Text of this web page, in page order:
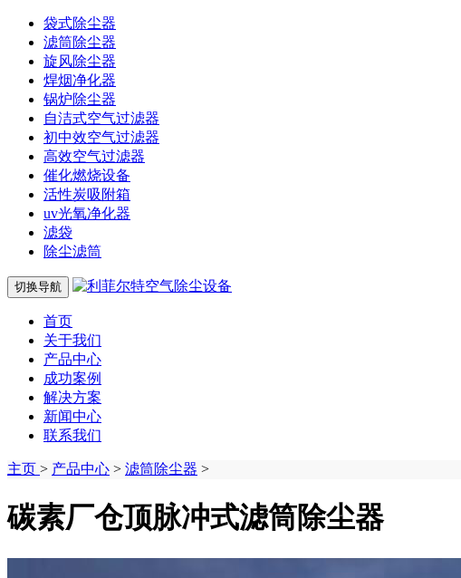
袋式除尘器
滤筒除尘器
旋风除尘器
焊烟净化器
锅炉除尘器
自洁式空气过滤器
初中效空气过滤器
高效空气过滤器
催化燃烧设备
活性炭吸附箱
uv光氧净化器
滤袋
除尘滤筒
切换导航
首页
关于我们
产品中心
成功案例
解决方案
新闻中心
联系我们
主页 > 产品中心 > 滤筒除尘器 >
碳素厂仓顶脉冲式滤筒除尘器